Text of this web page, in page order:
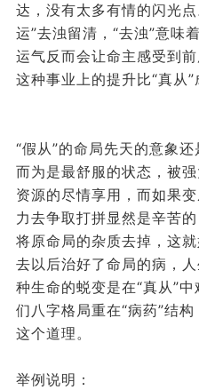
达，没有太多有情的闪光
运”去浊留清，“去浊”意味
运气反而会让命主感受到
这种事业上的提升比“真从
“假从”的命局先天的意象
而为是最舒服的状态，被
资源的尽情享用，而如果
力去争取打拼显然是辛苦
将原命局的杂质去掉，这
去以后治好了命局的病，
种生命的蜕变是在“真从”
们八字格局重在“病药”结
这个道理。
举例说明：